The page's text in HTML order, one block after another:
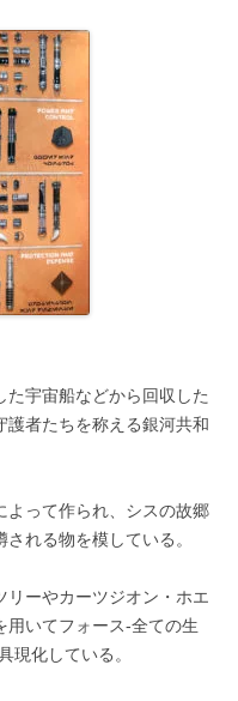
た宇宙船などから回収した
護者たちを称える銀河共和
よって作られ、シスの故郷
れる物を模している。
リーやカーツジオン・ホエ
用いてフォース-全ての生
現化している。